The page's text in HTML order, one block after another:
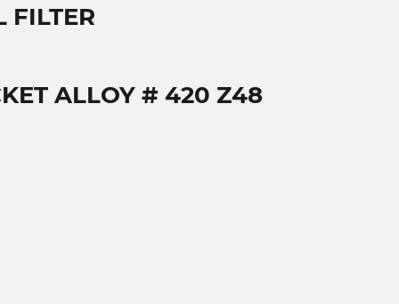
FILTER
ALLOY # 420 Z48